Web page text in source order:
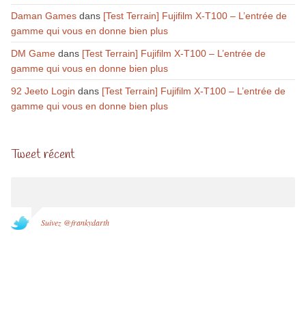
Daman Gamesdans [Test Terrain] Fujifilm X-T100 – L’entrée de
gamme qui vous en donne bien plus
DM Gamedans [Test Terrain] Fujifilm X-T100 – L’entrée de
gamme qui vous en donne bien plus
92 Jeeto Login dans [Test Terrain] Fujifilm X-T100 – L’entrée de
gamme qui vous en donne bien plus
Tweet récent
Suivez @frankydarth